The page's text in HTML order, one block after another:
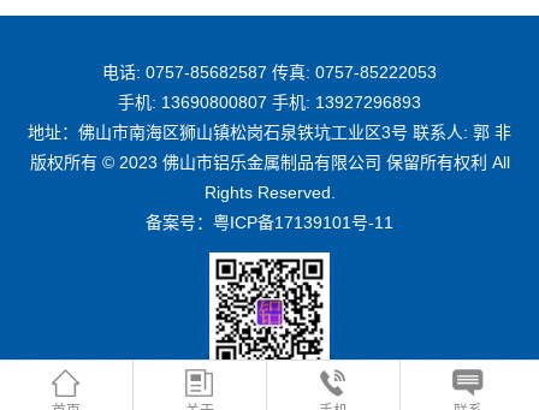
电话: 0757-85682587 传真: 0757-85222053
手机: 13690800807 手机: 13927296893
地址：佛山市南海区狮山镇松岗石泉铁坑工业区3号 联系人: 郭 非
版权所有 © 2023 佛山市铝乐金属制品有限公司 保留所有权利 All
Rights Reserved.
备案号： 粤ICP备17139101号-11